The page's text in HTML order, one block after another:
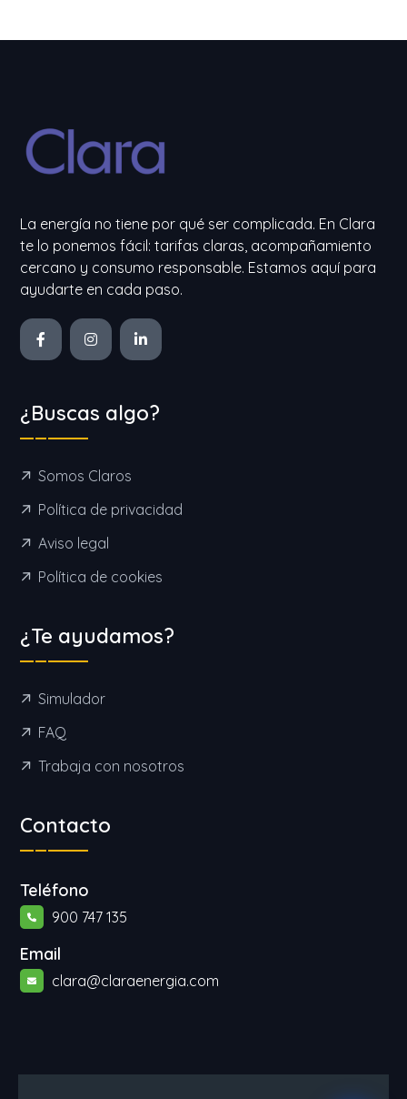
La energía no tiene por qué ser complicada. En Clara
te lo ponemos fácil: tarifas claras, acompañamiento
cercano y consumo responsable. Estamos aquí para
ayudarte en cada paso.
¿Buscas algo?
Somos Claros
Política de privacidad
Aviso legal
Política de cookies
¿Te ayudamos?
Simulador
FAQ
Trabaja con nosotros
Contacto
Teléfono
900 747 135
Email
clara@claraenergia.com